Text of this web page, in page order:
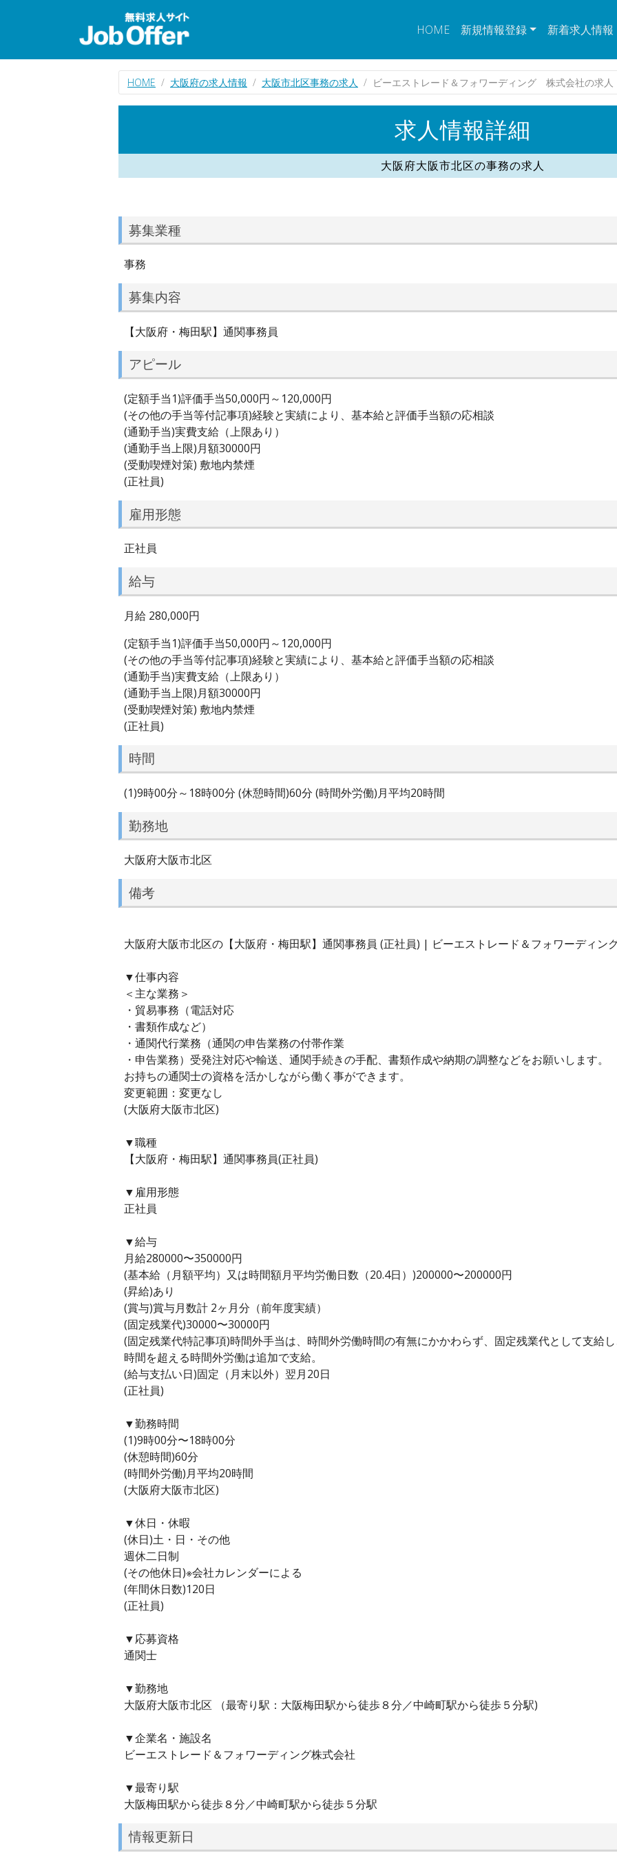
HOME 新規情報登録 新着求人情報
HOME 大阪府の求人情報 大阪市北区事務の求人 ビーエストレード＆フォワーディング 株式会社の求人
求人情報詳細
大阪府大阪市北区の事務の求人
募集業種
事務
募集内容
【大阪府・梅田駅】通関事務員
アピール
(定額手当1)評価手当50,000円～120,000円
(その他の手当等付記事項)経験と実績により、基本給と評価手当額の応相談
(通勤手当)実費支給（上限あり）
(通勤手当上限)月額30000円
(受動喫煙対策) 敷地内禁煙
(正社員)
雇用形態
正社員
給与
月給 280,000円
(定額手当1)評価手当50,000円～120,000円
(その他の手当等付記事項)経験と実績により、基本給と評価手当額の応相談
(通勤手当)実費支給（上限あり）
(通勤手当上限)月額30000円
(受動喫煙対策) 敷地内禁煙
(正社員)
時間
(1)9時00分～18時00分 (休憩時間)60分 (時間外労働)月平均20時間
勤務地
大阪府大阪市北区
備考
大阪府大阪市北区の【大阪府・梅田駅】通関事務員 (正社員) | ビーエストレード＆フォワーディン
▼仕事内容
＜主な業務＞
・貿易事務（電話対応
・書類作成など）
・通関代行業務（通関の申告業務の付帯作業
・申告業務）受発注対応や輸送、通関手続きの手配、書類作成や納期の調整などをお願いします。
お持ちの通関士の資格を活かしながら働く事ができます。
変更範囲：変更なし
(大阪府大阪市北区)
▼職種
【大阪府・梅田駅】通関事務員(正社員)
▼雇用形態
正社員
▼給与
月給280000〜350000円
(基本給（月額平均）又は時間額月平均労働日数（20.4日）)200000〜200000円
(昇給)あり
(賞与)賞与月数計 2ヶ月分（前年度実績）
(固定残業代)30000〜30000円
(固定残業代特記事項)時間外手当は、時間外労働時間の有無にかかわらず、固定残業代として支給
時間を超える時間外労働は追加で支給。
(給与支払い日)固定（月末以外）翌月20日
(正社員)
▼勤務時間
(1)9時00分〜18時00分
(休憩時間)60分
(時間外労働)月平均20時間
(大阪府大阪市北区)
▼休日・休暇
(休日)土・日・その他
週休二日制
(その他休日)※会社カレンダーによる
(年間休日数)120日
(正社員)
▼応募資格
通関士
▼勤務地
大阪府大阪市北区 （最寄り駅：大阪梅田駅から徒歩８分／中崎町駅から徒歩５分駅)
▼企業名・施設名
ビーエストレード＆フォワーディング株式会社
▼最寄り駅
大阪梅田駅から徒歩８分／中崎町駅から徒歩５分駅
情報更新日